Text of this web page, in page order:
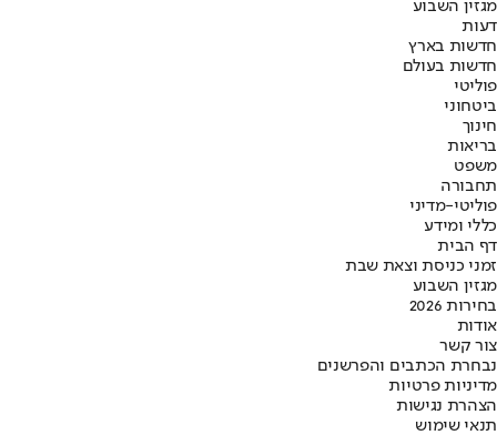
מגזין השבוע
דעות
חדשות בארץ
חדשות בעולם
פוליטי
ביטחוני
חינוך
בריאות
משפט
תחבורה
פוליטי-מדיני
כללי ומידע
דף הבית
זמני כניסת וצאת שבת
מגזין השבוע
בחירות 2026
אודות
צור קשר
נבחרת הכתבים והפרשנים
מדיניות פרטיות
הצהרת נגישות
תנאי שימוש